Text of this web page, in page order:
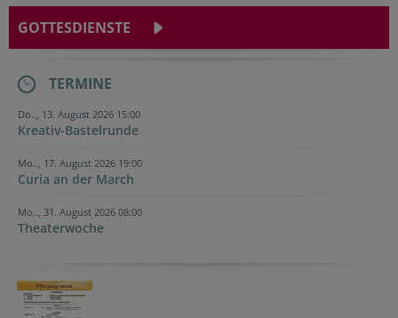
GOTTESDIENSTE
TERMINE
Do.., 13. August 2026 15:00
Kreativ-Bastelrunde
Mo.., 17. August 2026 19:00
Curia an der March
Mo.., 31. August 2026 08:00
Theaterwoche